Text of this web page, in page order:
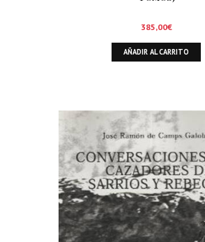
385,00€
AÑADIR AL CARRITO